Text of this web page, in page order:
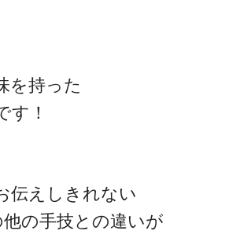
を持った
す！
伝えしきれない
他の手技との違いが